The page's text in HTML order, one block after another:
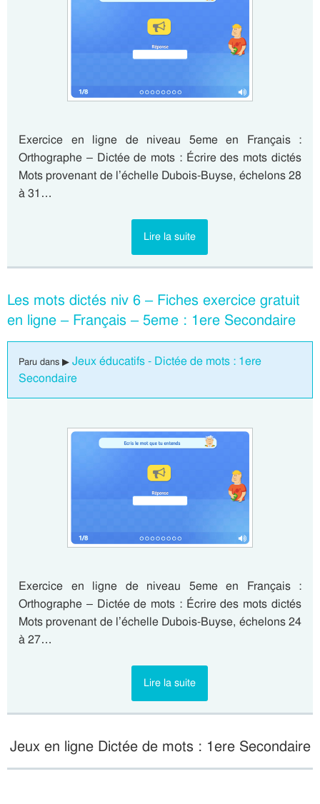
Exercice en ligne de niveau 5eme en Français :
Orthographe – Dictée de mots : Écrire des mots dictés
Mots provenant de l’échelle Dubois-Buyse, échelons 28
à 31…
Lire la suite
Les mots dictés niv 6 – Fiches exercice gratuit
en ligne – Français – 5eme : 1ere Secondaire
Paru dans ▶ Jeux éducatifs - Dictée de mots : 1ere
Secondaire
Exercice en ligne de niveau 5eme en Français :
Orthographe – Dictée de mots : Écrire des mots dictés
Mots provenant de l’échelle Dubois-Buyse, échelons 24
à 27…
Lire la suite
Jeux en ligne Dictée de mots : 1ere Secondaire